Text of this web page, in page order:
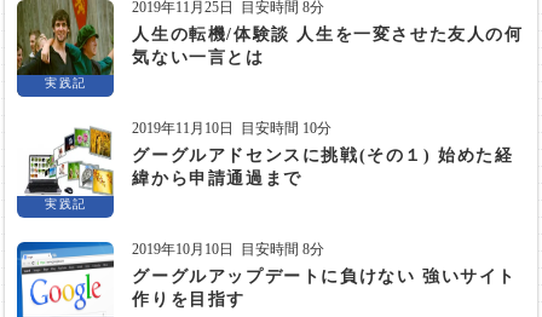
実践記
2019年11月25日 目安時間 8分
人生の転機/体験談 人生を一変させた友人の何
気ない一言とは
実践記
2019年11月10日 目安時間 10分
グーグルアドセンスに挑戦(その１) 始めた経
緯から申請通過まで
2019年10月10日 目安時間 8分
グーグルアップデートに負けない 強いサイト
作りを目指す